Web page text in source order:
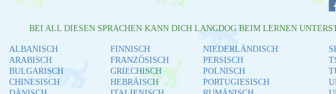
BEI ALL DIESEN SPRACHEN KANN DICH LANGDOG BEIM LERNEN
ALBANISCH
ARABISCH
BULGARISCH
CHINESISCH
FINNISCH
FRANZÖSISCH
GRIECHISCH
HEBRÄISCH
NIEDERLÄNDISCH
PERSISCH
POLNISCH
PORTUGIESISCH